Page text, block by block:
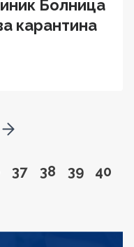
Болница
карантина
to page
Go to page
37 Go to page
38 Go to
39 Go
40
Go to next page